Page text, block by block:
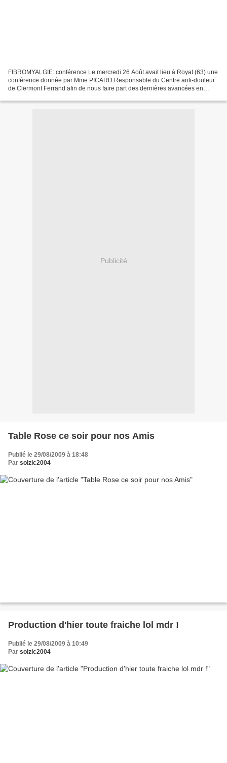
FIBROMYALGIE: conférence Le mercredi 26 Août avait lieu à Royat (63) une
conférence donnée par Mme PICARD Responsable du Centre anti-douleur
de Clermont Ferrand afin de nous faire part des dernières avancées en
Publicité
Table Rose ce soir pour nos Amis
Publié le 29/08/2009 à 18:48
Par soizic2004
Production d'hier toute fraiche lol mdr !
Publié le 29/08/2009 à 10:49
Par soizic2004